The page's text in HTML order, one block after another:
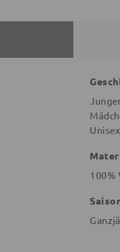
Unisex
100%